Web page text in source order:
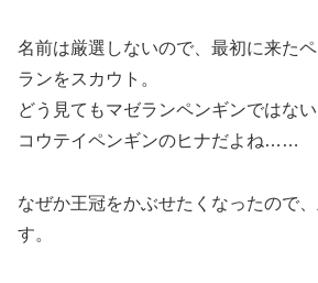
名前は厳選しないので、最初に来た
ランをスカウト。
どう見てもマゼランペンギンではない
コウテイペンギンのヒナだよね……
なぜか王冠をかぶせたくなったので
す。